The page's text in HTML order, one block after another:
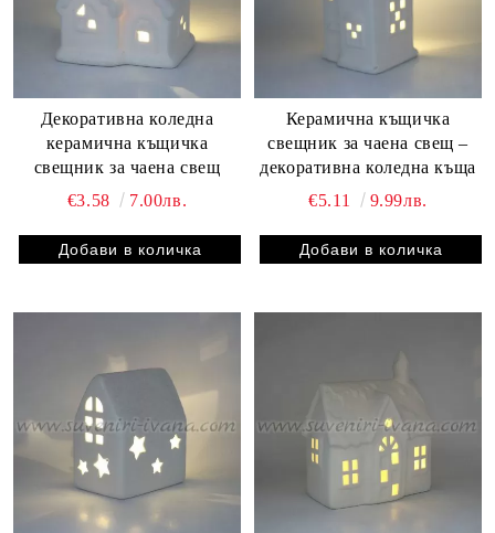
Декоративна коледна
керамична къщичка
свещник за чаена свещ
€3.58
7.00лв.
Керамична къщичка
свещник за чаена свещ –
декоративна коледна къща
€5.11
9.99лв.